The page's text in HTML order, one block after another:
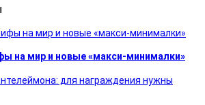
на мир и новые «макси-минималки»